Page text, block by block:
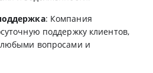
: Компания
поддержку клиентов,
вопросами и